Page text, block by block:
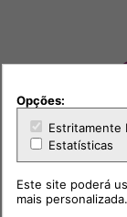
Opções:
Estritamente
Estatísticas
Este site poderá
mais personalizada.